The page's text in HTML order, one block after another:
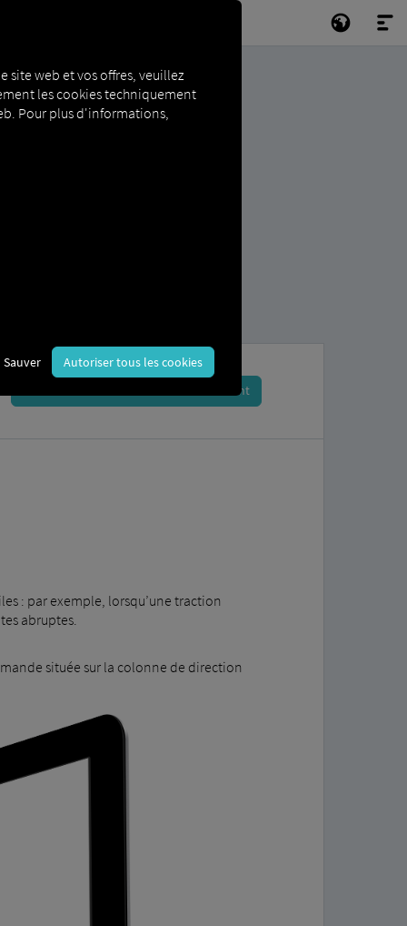
Inscrivez-vous et réservez dès maintenant
: par exemple, lorsqu’une traction
abruptes.
située sur la colonne de direction
site web et vos offres, veuillez
les cookies techniquement
Pour plus d'informations,
Sauver Autoriser tous les cookies